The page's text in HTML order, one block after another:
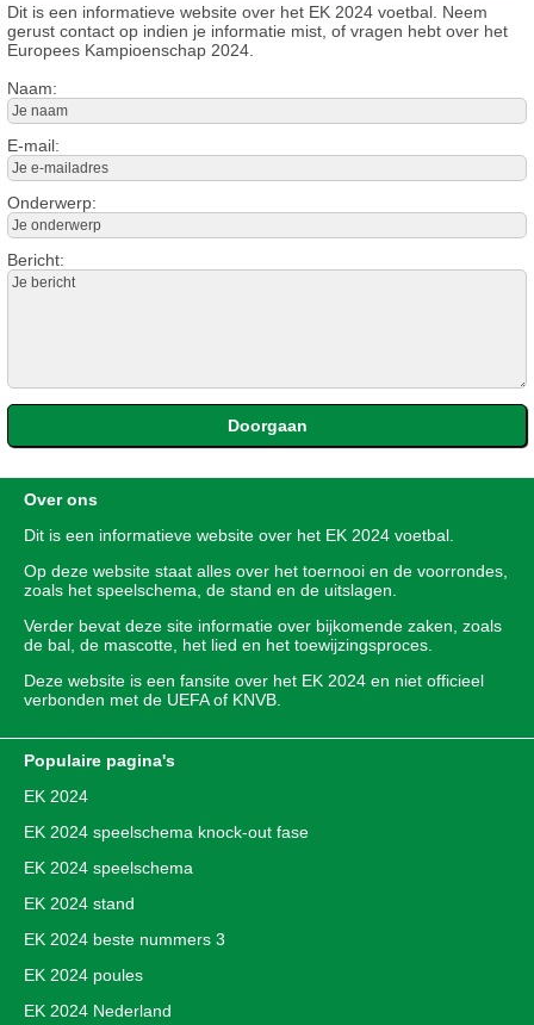
Dit is een informatieve website over het EK 2024 voetbal. Neem
gerust contact op indien je informatie mist, of vragen hebt over het
Europees Kampioenschap 2024.
Naam:
E-mail:
Onderwerp:
Bericht:
Over ons
Dit is een informatieve website over het EK 2024 voetbal.
Op deze website staat alles over het toernooi en de voorrondes,
zoals het speelschema, de stand en de uitslagen.
Verder bevat deze site informatie over bijkomende zaken, zoals
de bal, de mascotte, het lied en het toewijzingsproces.
Deze website is een fansite over het EK 2024 en niet officieel
verbonden met de UEFA of KNVB.
Populaire pagina's
EK 2024
EK 2024 speelschema knock-out fase
EK 2024 speelschema
EK 2024 stand
EK 2024 beste nummers 3
EK 2024 poules
EK 2024 Nederland